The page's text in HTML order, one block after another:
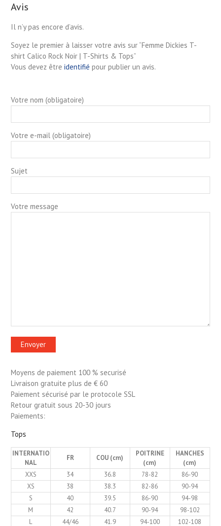
Avis
Il n’y pas encore d’avis.
Soyez le premier à laisser votre avis sur “Femme Dickies T-
shirt Calico Rock Noir | T-Shirts & Tops”
Vous devez être identifié pour publier un avis.
Votre nom (obligatoire)
Votre e-mail (obligatoire)
Sujet
Votre message
Moyens de paiement 100 % securisé
Livraison gratuite plus de € 60
Paiement sécurisé par le protocole SSL
Retour gratuit sous 20-30 jours
Paiements:
Tops
INTERNATIO
NAL
FR COU (cm)
POITRINE
(cm)
HANCHES
(cm)
XXS
34 36.8 78-82
86-90
XS
38 38.3 82-86
90-94
S
40 39.5 86-90
94-98
M
42 40.7 90-94
98-102
L
44/46 41.9 94-100 102-108